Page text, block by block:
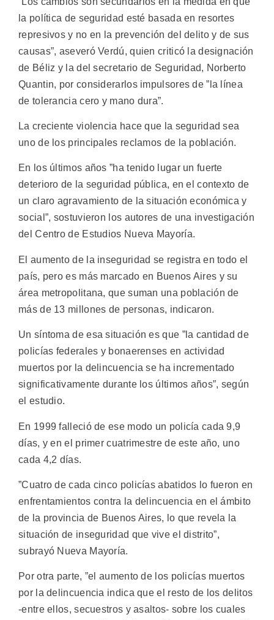
la política de seguridad esté basada en resortes
represivos y no en la prevención del delito y de sus
causas”, aseveró Verdú, quien criticó la designación
de Béliz y la del secretario de Seguridad, Norberto
Quantin, por considerarlos impulsores de ”la línea
de tolerancia cero y mano dura”.
La creciente violencia hace que la seguridad sea
uno de los principales reclamos de la población.
En los últimos años ”ha tenido lugar un fuerte
deterioro de la seguridad pública, en el contexto de
un claro agravamiento de la situación económica y
social”, sostuvieron los autores de una investigación
del Centro de Estudios Nueva Mayoría.
El aumento de la inseguridad se registra en todo el
país, pero es más marcado en Buenos Aires y su
área metropolitana, que suman una población de
más de 13 millones de personas, indicaron.
Un síntoma de esa situación es que ”la cantidad de
policías federales y bonaerenses en actividad
muertos por la delincuencia se ha incrementado
significativamente durante los últimos años”, según
el estudio.
En 1999 falleció de ese modo un policía cada 9,9
días, y en el primer cuatrimestre de este año, uno
cada 4,2 días.
”Cuatro de cada cinco policías abatidos lo fueron en
enfrentamientos contra la delincuencia en el ámbito
de la provincia de Buenos Aires, lo que revela la
situación de inseguridad que vive el distrito”,
subrayó Nueva Mayoría.
Por otra parte, ”el aumento de los policías muertos
por la delincuencia indica que el resto de los delitos
-entre ellos, secuestros y asaltos- sobre los cuales